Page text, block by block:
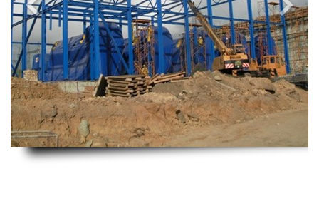
Previous Next